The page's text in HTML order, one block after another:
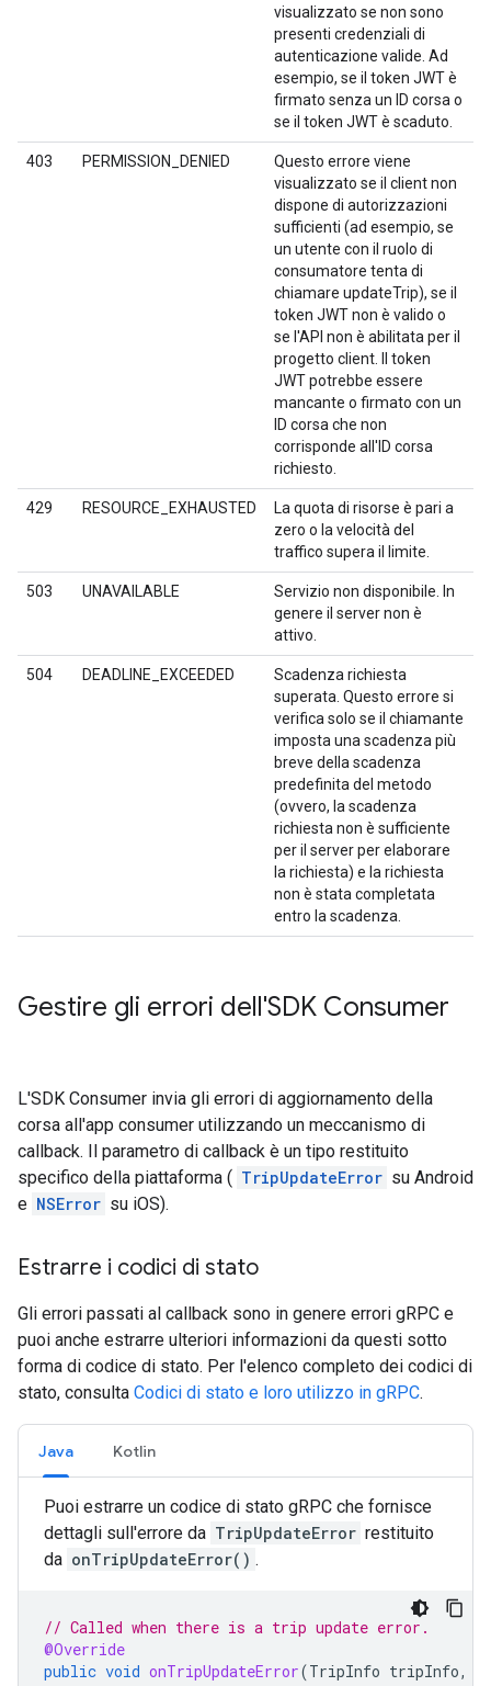
visualizzato se non sono
presenti credenziali di
autenticazione valide. Ad
esempio, se il token JWT è
firmato senza un ID corsa o
se il token JWT è scaduto.
403 PERMISSION_DENIED
Questo errore viene
visualizzato se il client non
dispone di autorizzazioni
sufficienti (ad esempio, se
un utente con il ruolo di
consumatore tenta di
chiamare updateTrip), se il
token JWT non è valido o
se l'API non è abilitata per il
progetto client. Il token
JWT potrebbe essere
mancante o firmato con un
ID corsa che non
corrisponde all'ID corsa
richiesto.
429 RESOURCE_EXHAUSTED
La quota di risorse è pari a
zero o la velocità del
traffico supera il limite.
503 UNAVAILABLE
Servizio non disponibile. In
genere il server non è
attivo.
504 DEADLINE_EXCEEDED
Scadenza richiesta
superata. Questo errore si
verifica solo se il chiamante
imposta una scadenza più
breve della scadenza
predefinita del metodo
(ovvero, la scadenza
richiesta non è sufficiente
per il server per elaborare
la richiesta) e la richiesta
non è stata completata
entro la scadenza.
Gestire gli errori dell'SDK Consumer
L'SDK Consumer invia gli errori di aggiornamento della
corsa all'app consumer utilizzando un meccanismo di
callback. Il parametro di callback è un tipo restituito
specifico della piattaforma ( TripUpdateError su Android
e NSError su iOS).
Estrarre i codici di stato
Gli errori passati al callback sono in genere errori gRPC e
puoi anche estrarre ulteriori informazioni da questi sotto
forma di codice di stato. Per l'elenco completo dei codici di
stato, consulta Codici di stato e loro utilizzo in gRPC.
Java Kotlin
Puoi estrarre un codice di stato gRPC che fornisce
dettagli sull'errore da TripUpdateError restituito
da onTripUpdateError() .
// Called when there is a trip update error.
@Override
public void onTripUpdateError(TripInfo tripInfo,